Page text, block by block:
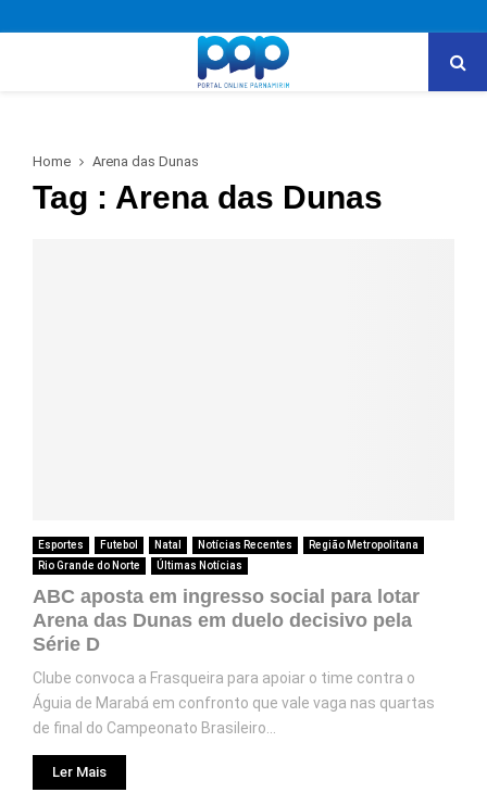
Home Arena das Dunas
Tag : Arena das Dunas
Esportes Futebol Natal Notícias Recentes
Região Metropolitana
Rio Grande do Norte
Últimas Notícias
ABC aposta em ingresso social para lotar
Arena das Dunas em duelo decisivo pela
Série D
Clube convoca a Frasqueira para apoiar o time contra o
Águia de Marabá em confronto que vale vaga nas quartas
de final do Campeonato Brasileiro...
Ler Mais